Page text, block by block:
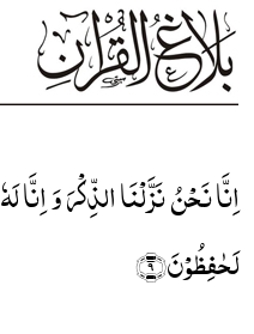
اِنَّا نَحۡنُ نَزَّلۡنَا الذِّکۡرَ وَ اِنَّا لَہٗ
لَحٰفِظُوۡنَ﴿۹﴾